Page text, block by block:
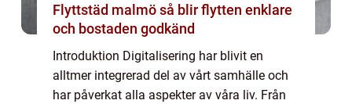
Flyttstäd malmö så blir flytten enklare
och bostaden godkänd
Introduktion Digitalisering har blivit en
alltmer integrerad del av vårt samhälle och
har påverkat alla aspekter av våra liv. Från